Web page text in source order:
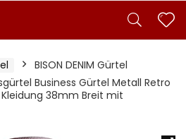
BISON DENIM Gürtel
Business Gürtel Metall Retro
38mm Breit mit